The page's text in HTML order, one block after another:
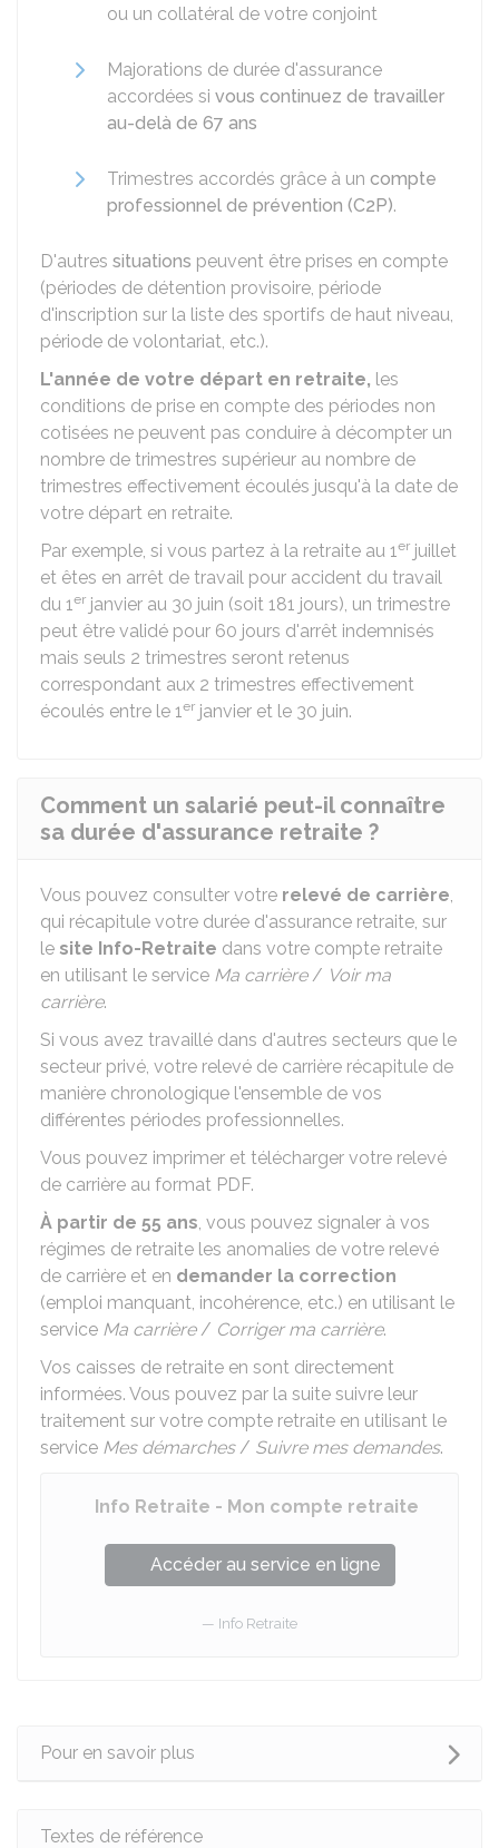
ou un collatéral de votre conjoint
Majorations de durée d'assurance
accordées si vous continuez de travailler
au-delà de 67 ans
Trimestres accordés grâce à un compte
professionnel de prévention (C2P).
D'autres situations peuvent être prises en compte
(périodes de détention provisoire, période
d'inscription sur la liste des sportifs de haut niveau,
période de volontariat, etc.).
L'année de votre départ en retraite, les
conditions de prise en compte des périodes non
cotisées ne peuvent pas conduire à décompter un
nombre de trimestres supérieur au nombre de
trimestres effectivement écoulés jusqu'à la date de
votre départ en retraite.
Par exemple, si vous partez à la retraite au 1er juillet
et êtes en arrêt de travail pour accident du travail
du 1er janvier au 30 juin (soit 181 jours), un trimestre
peut être validé pour 60 jours d'arrêt indemnisés
mais seuls 2 trimestres seront retenus
correspondant aux 2 trimestres effectivement
écoulés entre le 1er janvier et le 30 juin.
Comment un salarié peut-il connaître
sa durée d'assurance retraite ?
Vous pouvez consulter votre relevé de carrière,
qui récapitule votre durée d'assurance retraite, sur
le site Info-Retraite dans votre compte retraite
en utilisant le service Ma carrière/ Voir ma
carrière.
Si vous avez travaillé dans d'autres secteurs que le
secteur privé, votre relevé de carrière récapitule de
manière chronologique l'ensemble de vos
différentes périodes professionnelles.
Vous pouvez imprimer et télécharger votre relevé
de carrière au format PDF.
À partir de 55 ans, vous pouvez signaler à vos
régimes de retraite les anomalies de votre relevé
de carrière et en demander la correction
(emploi manquant, incohérence, etc.) en utilisant le
service Ma carrière/ Corriger ma carrière.
Vos caisses de retraite en sont directement
informées. Vous pouvez par la suite suivre leur
traitement sur votre compte retraite en utilisant le
service Mes démarches/ Suivre mes demandes.
Info Retraite - Mon compte retraite
Accéder au service en ligne
Info Retraite
Pour en savoir plus
Textes de référence